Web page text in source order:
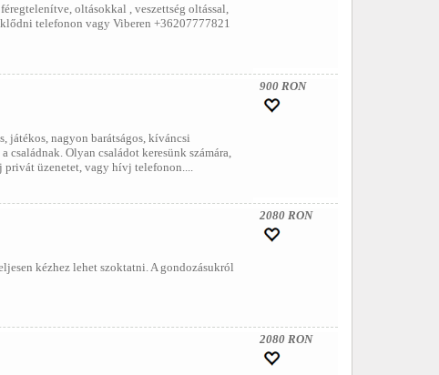
oltásokkal , veszettség oltással,
telefonon vagy Viberen +36207777821
játékos, nagyon barátságos, kíváncsi
családnak. Olyan családot keresünk számára,
üzenetet, vagy hívj telefonon....
900 RON
kézhez lehet szoktatni. A gondozásukról
2080 RON
2080 RON